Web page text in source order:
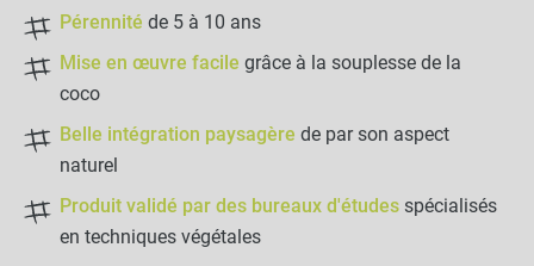
Lot de 250 agrafes métal
4x9x24cm - Sol caillouteux
+
Lot de 50 agrafes
Pérennité de 5 à 10 ans
Mise en œuvre facile grâce à la souplesse de la
coco
Belle intégration paysagère de par son aspect
naturel
Produit validé par des bureaux d'études spécialisés
en techniques végétales